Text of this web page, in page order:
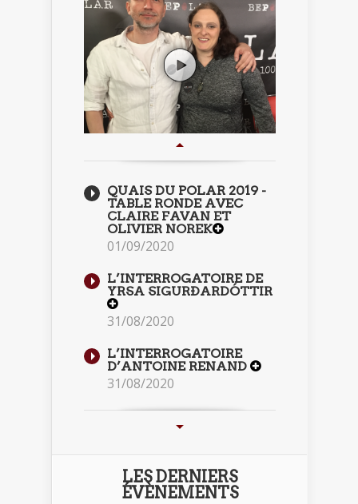
QUAIS DU POLAR 2019 -
TABLE RONDE AVEC
CLAIRE FAVAN ET
OLIVIER NOREK
01/09/2020
L’INTERROGATOIRE DE
YRSA SIGURÐARDÓTTIR
31/08/2020
L’INTERROGATOIRE
D’ANTOINE RENAND
31/08/2020
LES DERNIERS
ÉVÈNEMENTS